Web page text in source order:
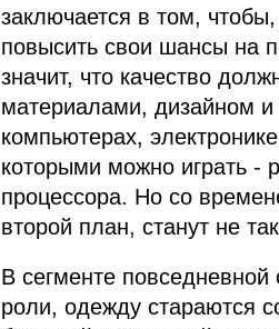
заключается в том,
повысить свои шансы на
значит, что качество
материалами, дизайном
компьютерах,
которыми можно играть -
процессора. Но со
второй план, станут не
В сегменте
роли, одежду стараются